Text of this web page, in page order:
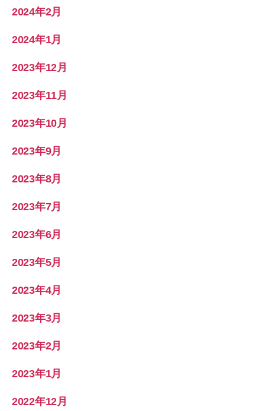
2024年2月
2024年1月
2023年12月
2023年11月
2023年10月
2023年9月
2023年8月
2023年7月
2023年6月
2023年5月
2023年4月
2023年3月
2023年2月
2023年1月
2022年12月